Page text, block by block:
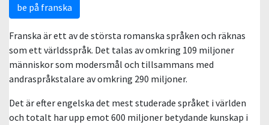
be på franska
Franska är ett av de största romanska språken och räknas
som ett världsspråk. Det talas av omkring 109 miljoner
människor som modersmål och tillsammans med
andraspråkstalare av omkring 290 miljoner.
Det är efter engelska det mest studerade språket i världen
och totalt har upp emot 600 miljoner betydande kunskap i